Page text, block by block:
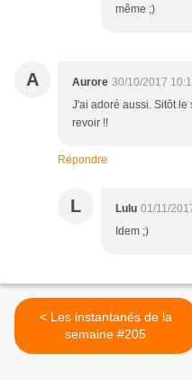
même ;)
A Aurore 30/10/2017
J'ai adoré aussi. Sitôt le
revoir !!
Répondre
L Lulu 01/11/
Idem ;)
< Les instantanés de la
semaine #205